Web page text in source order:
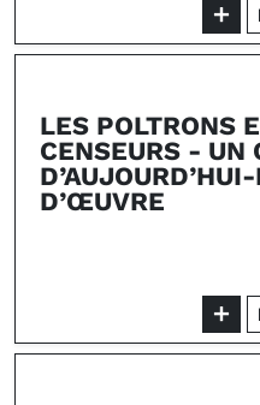
LES POLTRONS
CENSEURS - UN
D’ŒUVRE